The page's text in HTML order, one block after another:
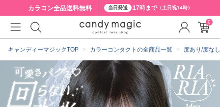
カラコン全品送料無料 当日発送 17時まで（土日祝14時）
キャンディーマジックTOP カラーコンタクトの全商品一覧 度あり/度な
0
クーポン詳細